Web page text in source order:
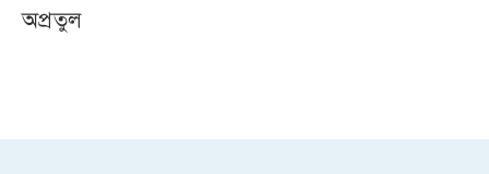
অপ্রতুল